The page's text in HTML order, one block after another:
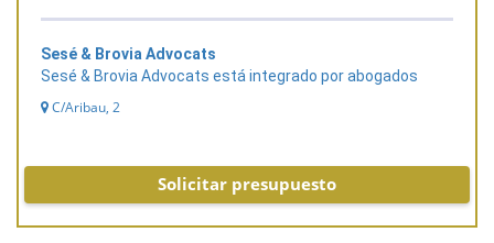
Sesé & Brovia Advocats
Sesé & Brovia Advocats está integrado por abogados
C/Aribau, 2
Solicitar presupuesto